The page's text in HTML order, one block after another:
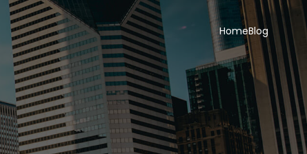
HomeBlog